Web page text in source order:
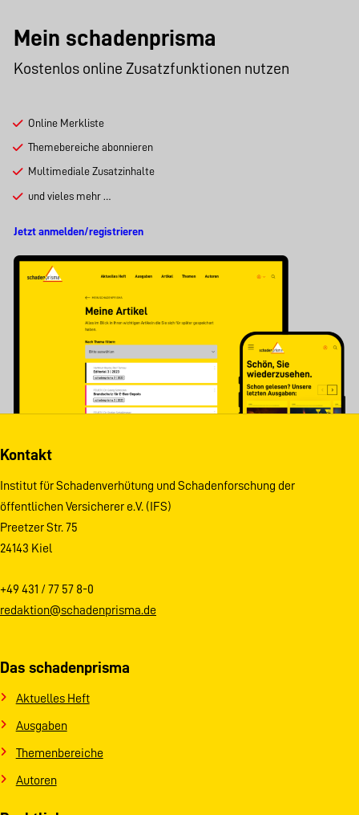
Mein schadenprisma
Kostenlos online Zusatzfunktionen nutzen
Online Merkliste
Themebereiche abonnieren
Multimediale Zusatzinhalte
und vieles mehr …
Jetzt anmelden/registrieren
Kontakt
Institut für Schadenverhütung und Schadenforschung der
öffentlichen Versicherer e.V. (IFS)
Preetzer Str. 75
24143 Kiel
+49 431 / 77 57 8-0
redaktion@schadenprisma.de
Das schadenprisma
Aktuelles Heft
Ausgaben
Themenbereiche
Autoren